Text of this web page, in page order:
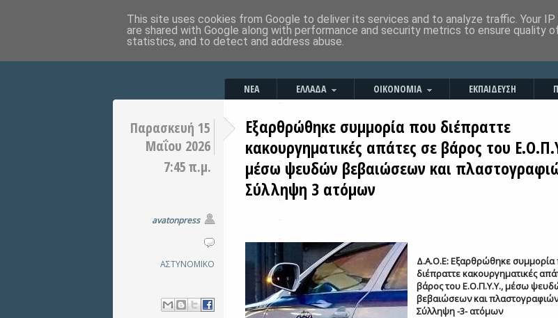
ΝΕΑ ΕΛΛΑΔΑ ΟΙΚΟΝΟΜΙΑ ΕΚΠΑΙΔΕΥΣΗ
Παρασκευή 15
Μαΐου 2026
7:45 π.μ.
avatonpress
ΑΣΤΥΝΟΜΙΚΟ
Εξαρθρώθηκε συμμορία που διέπραττε
κακουργηματικές απάτες σε βάρος του
μέσω ψευδών βεβαιώσεων και
Σύλληψη 3 ατόμων
Δ.Α.Ο.Ε: Εξαρθρώθηκε συμμορία
διέπραττε κακουργηματικές
βάρος του Ε.Ο.Π.Υ.Υ., μέσω
βεβαιώσεων και
Σύλληψη -3- ατόμων
This site uses cookies from Google to deliver its services and to analyze traffic. Your
are shared with Google along with performance and security metrics to ensure quality
statistics, and to detect and address abuse.